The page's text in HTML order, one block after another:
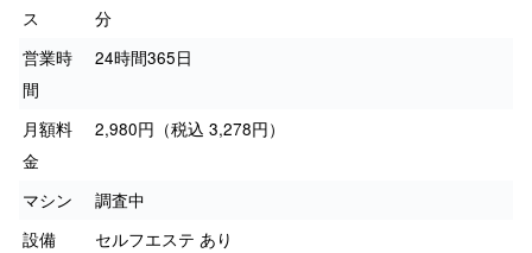
ス
分
営業時
間
24時間365日
月額料
金
2,980円（税込 3,278円）
マシン
調査中
設備
セルフエステ あり